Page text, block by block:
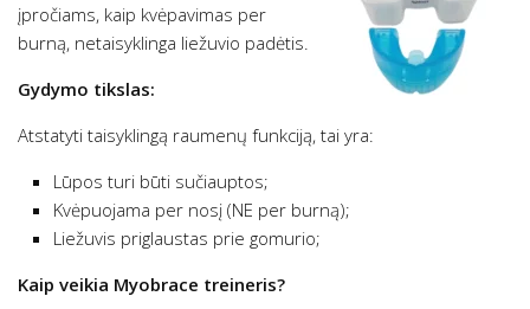
įpročiams, kaip kvėpavimas per
burną, netaisyklinga liežuvio padėtis.
Gydymo tikslas:
Atstatyti taisyklingą raumenų funkciją, tai yra:
Lūpos turi būti sučiauptos;
Kvėpuojama per nosį (NE per burną);
Liežuvis priglaustas prie gomurio;
Kaip veikia Myobrace treineris?